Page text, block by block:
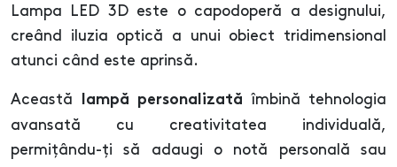
Lampa LED 3D este o capodoperă a designului,
creând iluzia optică a unui obiect tridimensional
atunci când este aprinsă.
Această lampă personalizată îmbină tehnologia
avansată cu creativitatea individuală,
permițându-ți să adaugi o notă personală sau